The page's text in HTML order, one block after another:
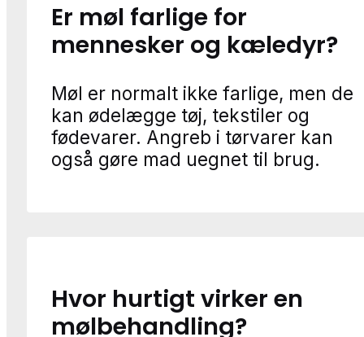
Er møl farlige for
mennesker og kæledyr?
Møl er normalt ikke farlige, men de
kan ødelægge tøj, tekstiler og
fødevarer. Angreb i tørvarer kan
også gøre mad uegnet til brug.
Hvor hurtigt virker en
mølbehandling?